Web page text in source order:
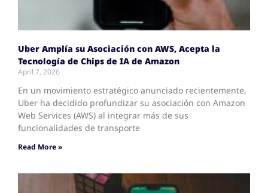
Uber Amplía su Asociación con AWS, Acepta la
Tecnología de Chips de IA de Amazon
April 7, 2026
En un movimiento estratégico anunciado recientemente,
Uber ha decidido profundizar su asociación con Amazon
Web Services (AWS) al integrar más de sus
funcionalidades de transporte
Read More »